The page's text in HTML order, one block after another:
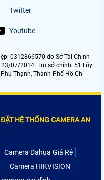
Twitter
Youtube
0312866570 do Sở Tài Chính
23/07/2014. Trụ sở chính: 51 Lũy
Thạnh, Thành Phố Hồ Chí
HỆ THỐNG CAMERA AN
Camera Dahua Giá Rẻ
Camera HIKVISION